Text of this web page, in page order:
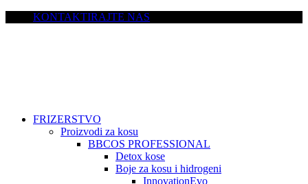
KONTAKTIRAJTE NAS
FRIZERSTVO
Proizvodi za kosu
BBCOS PROFESSIONAL
Detox kose
Boje za kosu i hidrogeni
InnovationEvo